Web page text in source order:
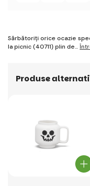
Sărbătoriți orice ocazie
la picnic (40711) plin de…
Produse